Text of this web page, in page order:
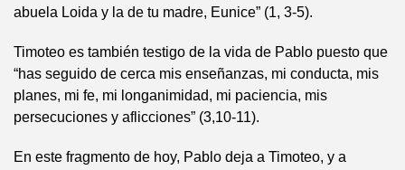
abuela Loida y la de tu madre, Eunice” (1, 3-5).
Timoteo es también testigo de la vida de Pablo puesto que
“has seguido de cerca mis enseñanzas, mi conducta, mis
planes, mi fe, mi longanimidad, mi paciencia, mis
persecuciones y aflicciones” (3,10-11).
En este fragmento de hoy, Pablo deja a Timoteo, y a